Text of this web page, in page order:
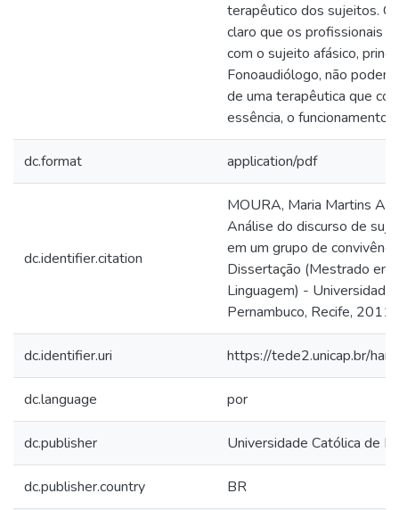
terapêutico dos sujeitos.
claro que os profissionais
com o sujeito afásico,
Fonoaudiólogo, não
de uma terapêutica que
essência, o funcionamento
dc.format application/pdf
dc.identifier.citation
MOURA, Maria Martins
Análise do discurso de
em um grupo de
Dissertação (Mestrado em
Linguagem) - Universidade
Pernambuco, Recife, 2011.
dc.identifier.uri https://tede2.unicap.br/
dc.language por
dc.publisher Universidade Católica de
dc.publisher.country BR